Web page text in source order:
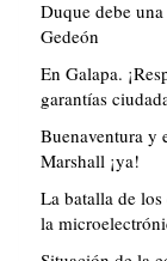
Duque debe
Gedeón
En Galapa.
garantías
Buenaventura y
Marshall ¡ya!
La batalla de
la